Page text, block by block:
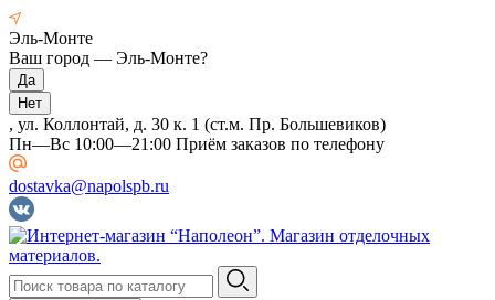
Эль-Монте
Ваш город — Эль-Монте?
, ул. Коллонтай, д. 30 к. 1 (ст.м. Пр. Большевиков)
Пн—Вс 10:00—21:00 Приём заказов по телефону
dostavka@napolspb.ru